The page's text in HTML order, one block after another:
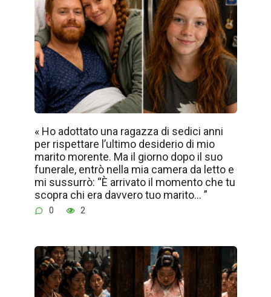
« Ho adottato una ragazza di sedici anni
per rispettare l’ultimo desiderio di mio
marito morente. Ma il giorno dopo il suo
funerale, entrò nella mia camera da letto e
mi sussurrò: “È arrivato il momento che tu
scopra chi era davvero tuo marito… ”
0 2